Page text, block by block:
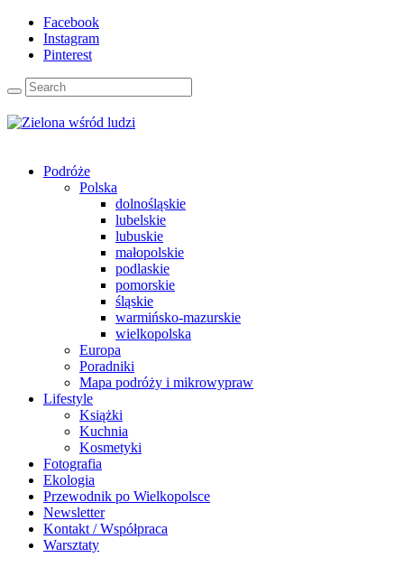
Facebook
Instagram
Pinterest
Podróże
Polska
dolnośląskie
lubelskie
lubuskie
małopolskie
podlaskie
pomorskie
śląskie
warmińsko-mazurskie
wielkopolska
Europa
Poradniki
Mapa podróży i mikrowypraw
Lifestyle
Książki
Kuchnia
Kosmetyki
Fotografia
Ekologia
Przewodnik po Wielkopolsce
Newsletter
Kontakt / Współpraca
Warsztaty